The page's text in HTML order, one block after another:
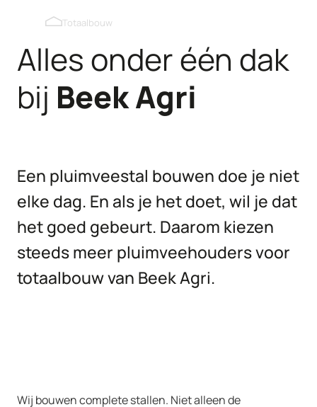
Uitloopluiken binnenwand
Uitloopluiken buitenwand
Totaalbouw
Alles onder één dak
bij BeekAgri
Een pluimveestal bouwen doe je niet
elke dag. En als je het doet, wil je dat
het goed gebeurt. Daarom kiezen
steeds meer pluimveehouders voor
totaalbouw van Beek Agri.
Wij bouwen complete stallen. Niet alleen de